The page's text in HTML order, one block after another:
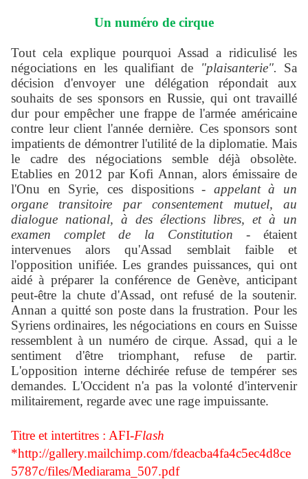
Un numéro de cirque
Tout cela explique pourquoi Assad a ridiculisé les
négociations en les qualifiant de
"plaisanterie". Sa
décision d'envoyer une délégation répondait aux
souhaits de ses sponsors en Russie, qui ont travaillé
dur pour empêcher une frappe de l'armée américaine
contre leur client l'année dernière. Ces sponsors sont
impatients de démontrer l'utilité de la diplomatie. Mais
le cadre des négociations semble déjà obsolète.
Etablies en 2012 par Kofi Annan, alors émissaire de
l'Onu en Syrie, ces dispositions - appelant à un
organe transitoire par consentement mutuel, au
dialogue national, à des élections libres, et à un
examen complet de la Constitution - étaient
intervenues alors qu'Assad semblait faible et
l'opposition unifiée. Les grandes puissances, qui ont
aidé à préparer la conférence de Genève, anticipant
peut-être la chute d'Assad, ont refusé de la soutenir.
Annan a quitté son poste dans la frustration. Pour les
Syriens ordinaires, les négociations en cours en Suisse
ressemblent à un numéro de cirque. Assad, qui a le
sentiment d'être triomphant, refuse de partir.
L'opposition interne déchirée refuse de tempérer ses
demandes. L'Occident n'a pas la volonté d'intervenir
militairement, regarde avec une rage impuissante.
Titre et intertitres : AFI-Flash
*http://gallery.mailchimp.com/fdeacba4fa4c5ec4d8ce
5787c/files/Mediarama_507.pdf